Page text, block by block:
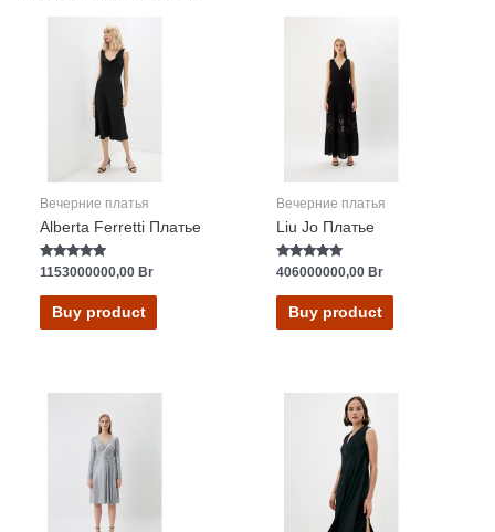
Вечерние платья
Alberta Ferretti Платье
Rated
out of 5
1153000000,00 Br
Buy product
Вечерние платья
Liu Jo Платье
Rated
out of 5
406000000,00 Br
Buy product